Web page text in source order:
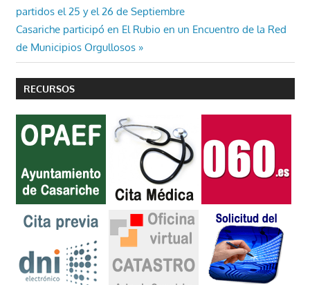
de
entradas
anterior:
partidos el 25 y el 26 de Septiembre
Entrada
siguiente:
Casariche participó en El Rubio en un Encuentro de la Red
de Municipios Orgullosos
RECURSOS